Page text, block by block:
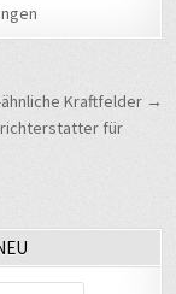
Kraftfelder →
für